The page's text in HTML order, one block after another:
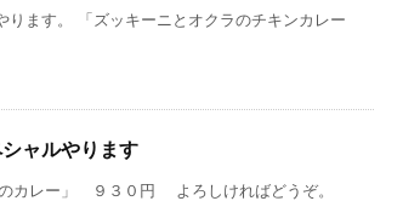
ります。 「ズッキーニとオクラのチキンカレー
ャルやります
のカレー」 ９３０円 よろしければどうぞ。